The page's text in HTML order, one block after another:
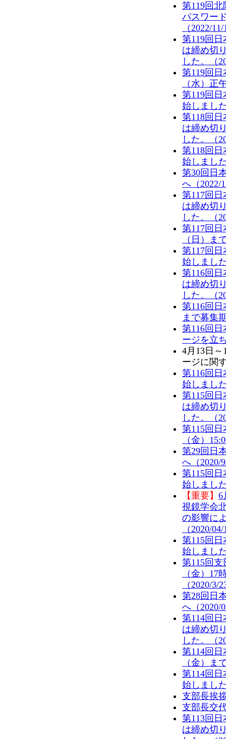
第119回
パスワー
（2022/
第119回
は締め切
した。（
第119回
（水）正
第119回
始しまし
第118回
は締め切
した。（
第118回
始しまし
第30回日
へ（2022/
第117回
は締め切
した。（
第117回
（日）ま
第117回
始しまし
第116回
は締め切
した。（
第116回
まで募集
第116回
ージを立
4月13日
ージに関
第116回
始しまし
第115回
は締め切
した。（
第115回
（金）
第29回日
へ（2020/
第115回
始しまし
【重要】 6
視鏡学会
の影響に
（2020/
第115回
始しまし
第115回
（金）17
（2020/3/
第28回日
へ（2020/
第114回
は締め切
した。（
第114回
（金）ま
第114回
始しまし
支部長挨
支部長交
第113回
は締め切